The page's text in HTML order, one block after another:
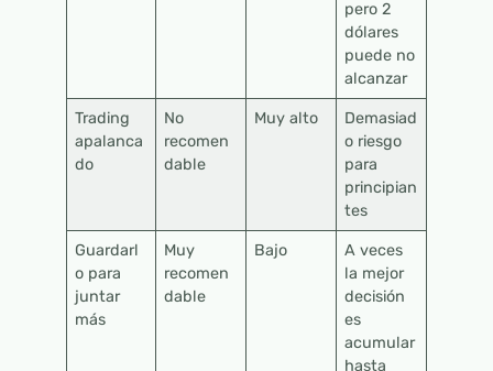
pero 2
dólares
puede no
alcanzar
Trading
apalanca
do
No
recomen
dable
Muy alto
Demasiad
o riesgo
para
principian
tes
Guardarl
o para
juntar
más
Muy
recomen
dable
Bajo
A veces
la mejor
decisión
es
acumular
hasta